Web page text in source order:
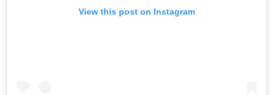
View this post on Instagram